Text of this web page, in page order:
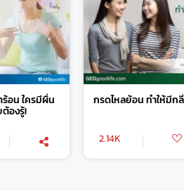
อน ใครมีผื่น
องรู้!
กรดไหลย้อน ทำให้มีก
2.14K